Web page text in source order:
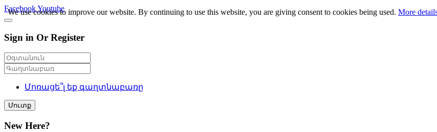
FacebookYoutube
Sign in Or Register
Մոռացե՞լ եք գաղտնաբառը
Մուտք
New Here?
We use cookies to improve our website. By continuing to use this website, you are giving consent to cookies being used. More